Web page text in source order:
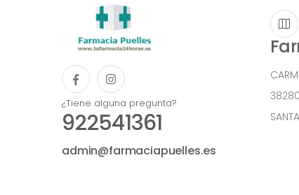
¿Tiene alguna pregunta?
922541361
admin@farmaciapuelles.es
38280